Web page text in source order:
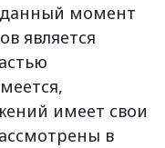
данный момент
является
имеет свои
в